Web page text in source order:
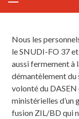
Nous les
le SNUDI-FO 37
aussi fermement à
démantèlement du
volonté du
ministérielles d’un
fusion ZIL/BD qui